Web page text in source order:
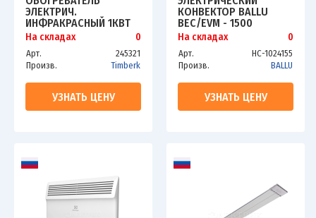
ЭЛЕКТРИЧ.
ИНФРАКРАСНЫЙ 1КВТ
TIMBERK A1N 1000 TCH
A1N 1000
На складах 0
Арт.
245321
Произв.
Timberk
УЗНАТЬ ЦЕНУ
КОНВЕКТОР BALLU
BEC/EVM - 1500
На складах 0
Арт.
НС-1024155
Произв.
BALLU
УЗНАТЬ ЦЕНУ